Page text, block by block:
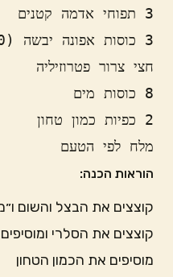
3 תפוחי אדמה קטנים
3 כוסות אפונה יבשה (500 גרם)
חצי צרור פטרוזיליה
8 כוסות מים
2 כפיות כמון טחון
מלח לפי הטעם
הוראות הכנה:
קוצצים את הבצל והשום
קוצצים את הסלרי
מוסיפים את הכמון הטחון